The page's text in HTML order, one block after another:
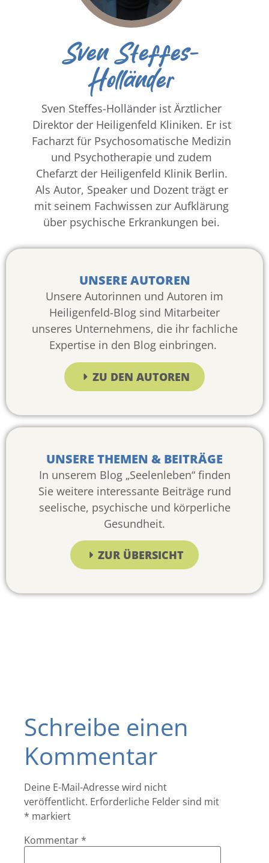
Sven Steffes-
Holländer
Sven Steffes-Holländer ist Ärztlicher
Direktor der Heiligenfeld Kliniken. Er ist
Facharzt für Psychosomatische Medizin
und Psychotherapie und zudem
Chefarzt der Heiligenfeld Klinik Berlin.
Als Autor, Speaker und Dozent trägt er
mit seinem Fachwissen zur Aufklärung
über psychische Erkrankungen bei.
UNSERE AUTOREN
Unsere Autorinnen und Autoren im
Heiligenfeld-Blog sind Mitarbeiter
unseres Unternehmens, die ihr fachliche
Expertise in den Blog einbringen.
ZU DEN AUTOREN
UNSERE THEMEN & BEITRÄGE
In unserem Blog „Seelenleben“ finden
Sie weitere interessante Beiträge rund
seelische, psychische und körperliche
Gesundheit.
ZUR ÜBERSICHT
Schreibe einen
Kommentar
Deine E-Mail-Adresse wird nicht
veröffentlicht. Erforderliche Felder sind mit
* markiert
Kommentar *